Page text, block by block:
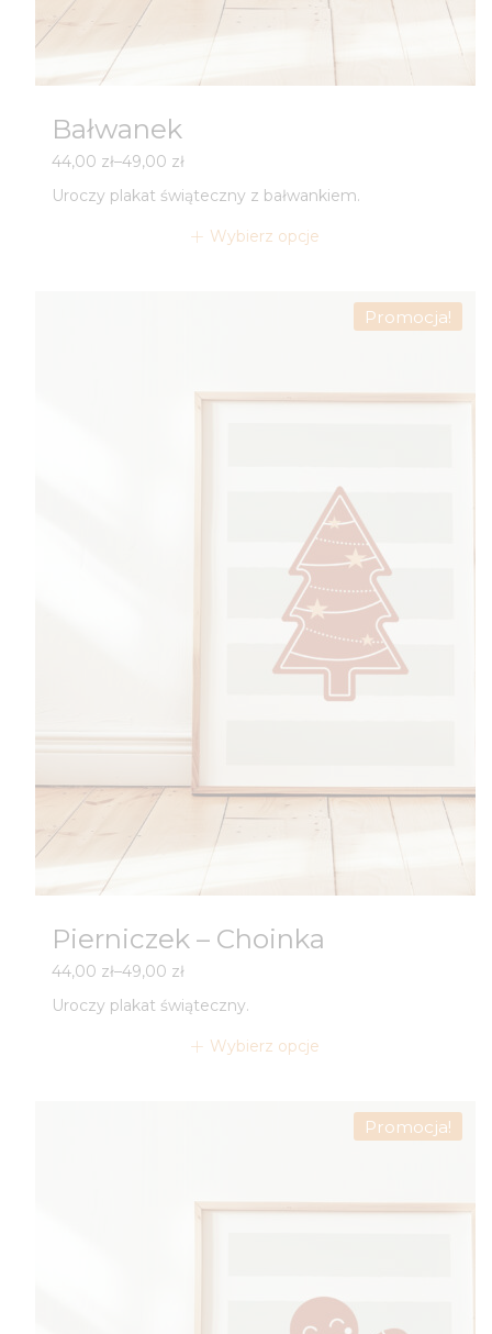
Bałwanek
44,00 zł–49,00 zł
Zakres
od
Uroczy plakat świąteczny z bałwankiem.
Wybierz opcje
Promocja!
Pierniczek – Choinka
44,00 zł–49,00 zł
Zakres
od
Uroczy plakat świąteczny.
Wybierz opcje
Promocja!